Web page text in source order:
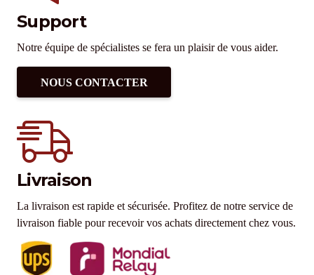
Support
Notre équipe de spécialistes se fera un plaisir de vous aider.
NOUS CONTACTER
Livraison
La livraison est rapide et sécurisée. Profitez de notre service de
livraison fiable pour recevoir vos achats directement chez vous.